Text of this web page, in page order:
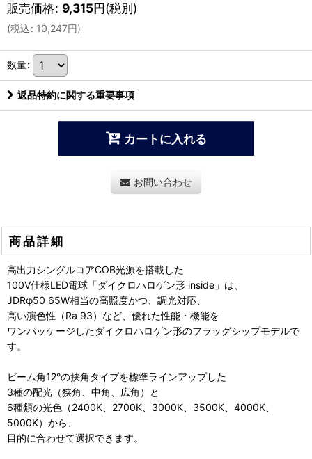
販売価格: 9,315円(税別)
(税込: 10,247円)
数量:
返品特約に関する重要事項
カートに入れる
お問い合わせ
商品詳細
高出力シングルコアCOB光源を搭載した
100V仕様LED電球「ダイクロハロゲン形 inside」は、
JDRφ50 65W相当の高照度かつ、調光対応、
高い演色性（Ra 93）など、優れた性能・機能を
ワンパッケージしたダイクロハロゲン形のフラッグシップモデルで
す。
ビーム角12°の挟角タイプを標準ラインアップした
3種の配光（狭角、中角、広角）と
6種類の光色（2400K、2700K、3000K、3500K、4000K、
5000K）から、
目的に合わせて選択できます。